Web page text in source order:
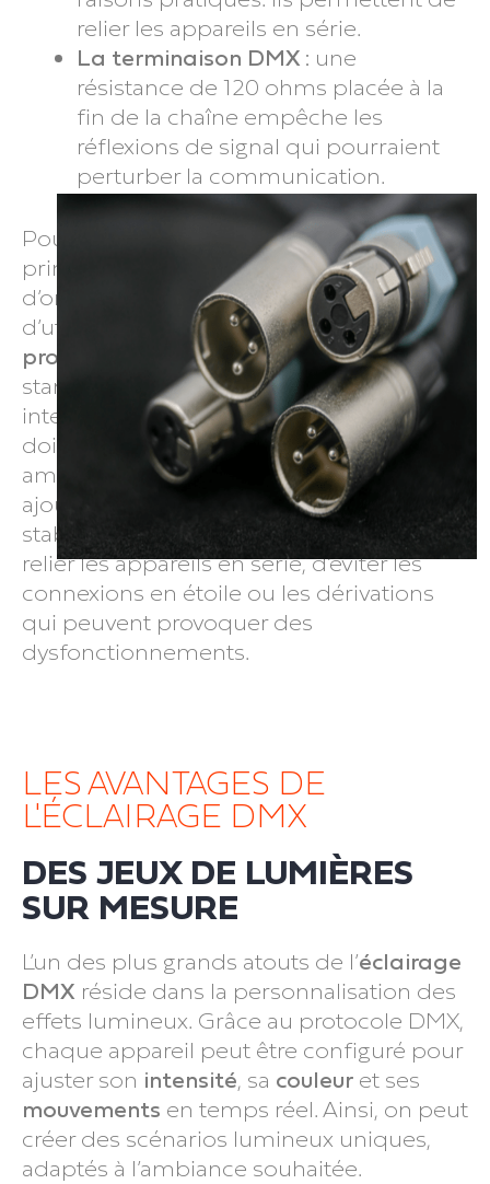
relier les appareils en série.
La terminaison DMX : une
résistance de 120 ohms placée à la
fin de la chaîne empêche les
réflexions de signal qui pourraient
perturber la communication.
Pour un éclairage DMX performant, il est
primordial de respecter quelques règles
d’or. Premièrement, il est conseillé
d’utiliser des
câbles de qualité
professionnelle : évitez les câbles audio
standard qui peuvent créer des
interférences. Ensuite, un câble DMX ne
doit pas dépasser300 mètressans
amplificateur de signal. Il faut également
ajouter une
terminaison DMXafin de
stabiliser le signal. Enfin, il est conseillé de
relier les appareils en série, d’éviter les
connexions en étoile ou les dérivations
qui peuvent provoquer des
dysfonctionnements.
LES AVANTAGES DE
L'ÉCLAIRAGE DMX
DES JEUX DE LUMIÈRES
SUR MESURE
L’un des plus grands atouts de l’éclairage
DMX réside dans la personnalisation des
effets lumineux. Grâce au protocole DMX,
chaque appareil peut être configuré pour
ajuster son intensité, sa couleur et ses
mouvements en temps réel. Ainsi, on peut
créer des scénarios lumineux uniques,
adaptés à l’ambiance souhaitée.